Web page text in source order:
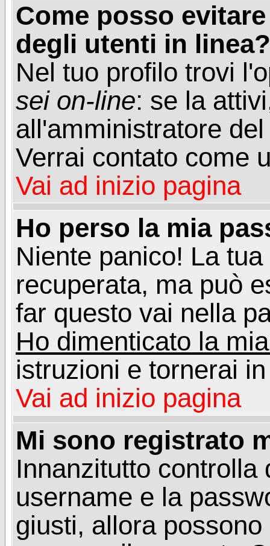
Come posso
degli utenti in linea?
Nel tuo profilo trovi
sei on-line: se la
all'amministratore
Verrai contato come
Vai ad inizio pagina
Ho perso la mia
Niente panico! La
recuperata, ma può
far questo vai nella
Ho dimenticato la
istruzioni e tornerai
Vai ad inizio pagina
Mi sono registrato
Innanzitutto controlla
username e la
giusti, allora